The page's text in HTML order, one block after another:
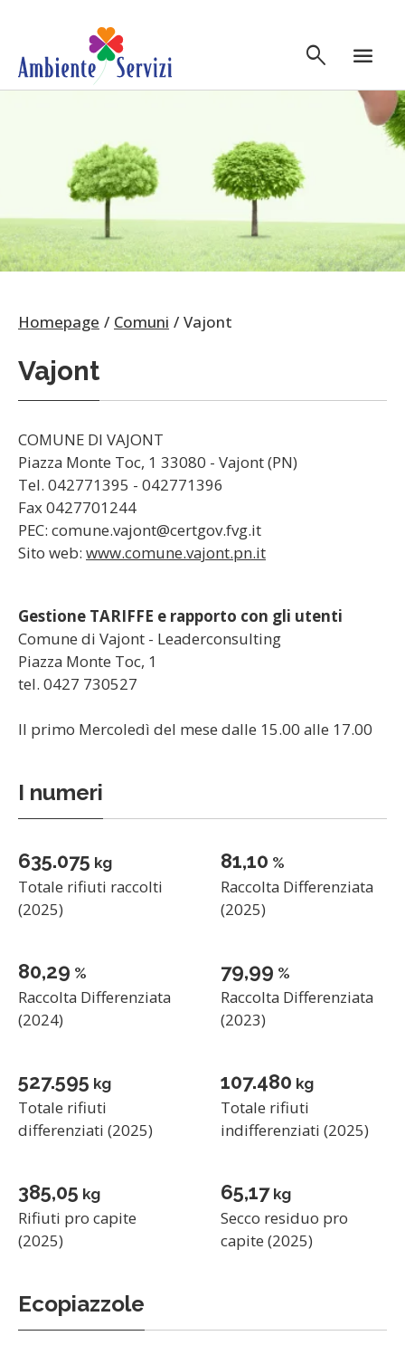
Vai al contenuto principale
search menu
Homepage Comuni Vajont
Vajont
COMUNE DI VAJONT
Piazza Monte Toc, 1 33080 - Vajont (PN)
Tel. 042771395 - 042771396
Fax 0427701244
PEC: comune.vajont@certgov.fvg.it
Sito web: www.comune.vajont.pn.it
Gestione TARIFFE e rapporto con gli utenti
Comune di Vajont - Leaderconsulting
Piazza Monte Toc, 1
tel. 0427 730527
Il primo Mercoledì del mese dalle 15.00 alle 17.00
I numeri
635.075 kg
Totale rifiuti raccolti
(2025)
82,75 %
Raccolta Differenziata
(2025)
81,93%
Raccolta Differenziata
(2024)
81,62%
Raccolta Differenziata
(2023)
527.595 kg
Totale rifiuti
differenziati (2025)
107.480 kg
Totale rifiuti
indifferenziati (2025)
392,90 kg
Rifiuti pro capite
(2025)
66,50 kg
Secco residuo pro
capite (2025)
Ecopiazzole